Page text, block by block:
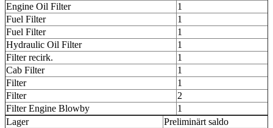
Engine Oil Filter
1
Fuel Filter
1
Fuel Filter
1
Hydraulic Oil Filter
1
Filter recirk.
1
Cab Filter
1
Filter
1
Filter
2
Filter Engine Blowby
1
Lager
Preliminärt saldo